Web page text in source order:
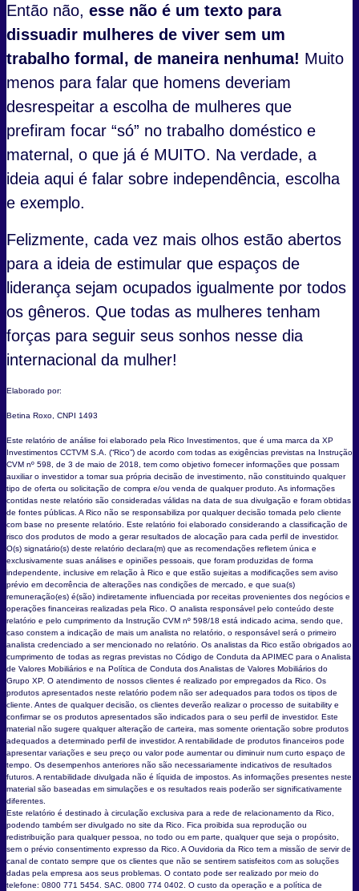
Então não, esse não é um texto para
dissuadir mulheres de viver sem um
trabalho formal, de maneira nenhuma! Muito
menos para falar que homens deveriam
desrespeitar a escolha de mulheres que
prefiram focar “só” no trabalho doméstico e
maternal, o que já é MUITO. Na verdade, a
ideia aqui é falar sobre independência, escolha
e exemplo.
Felizmente, cada vez mais olhos estão abertos
para a ideia de estimular que espaços de
liderança sejam ocupados igualmente por todos
os gêneros. Que todas as mulheres tenham
forças para seguir seus sonhos nesse dia
internacional da mulher!
Elaborado por:
Betina Roxo, CNPI 1493
Este relatório de análise foi elaborado pela Rico Investimentos, que é uma marca da XP
Investimentos CCTVM S.A. (“Rico”) de acordo com todas as exigências previstas na Instrução
CVM nº 598, de 3 de maio de 2018, tem como objetivo fornecer informações que possam
auxiliar o investidor a tomar sua própria decisão de investimento, não constituindo qualquer
tipo de oferta ou solicitação de compra e/ou venda de qualquer produto. As informações
contidas neste relatório são consideradas válidas na data de sua divulgação e foram obtidas
de fontes públicas. A Rico não se responsabiliza por qualquer decisão tomada pelo cliente
com base no presente relatório. Este relatório foi elaborado considerando a classificação de
risco dos produtos de modo a gerar resultados de alocação para cada perfil de investidor.
O(s) signatário(s) deste relatório declara(m) que as recomendações refletem única e
exclusivamente suas análises e opiniões pessoais, que foram produzidas de forma
independente, inclusive em relação à Rico e que estão sujeitas a modificações sem aviso
prévio em decorrência de alterações nas condições de mercado, e que sua(s)
remuneração(es) é(são) indiretamente influenciada por receitas provenientes dos negócios e
operações financeiras realizadas pela Rico. O analista responsável pelo conteúdo deste
relatório e pelo cumprimento da Instrução CVM nº 598/18 está indicado acima, sendo que,
caso constem a indicação de mais um analista no relatório, o responsável será o primeiro
analista credenciado a ser mencionado no relatório. Os analistas da Rico estão obrigados ao
cumprimento de todas as regras previstas no Código de Conduta da APIMEC para o Analista
de Valores Mobiliários e na Política de Conduta dos Analistas de Valores Mobiliários do
Grupo XP. O atendimento de nossos clientes é realizado por empregados da Rico. Os
produtos apresentados neste relatório podem não ser adequados para todos os tipos de
cliente. Antes de qualquer decisão, os clientes deverão realizar o processo de suitability e
confirmar se os produtos apresentados são indicados para o seu perfil de investidor. Este
material não sugere qualquer alteração de carteira, mas somente orientação sobre produtos
adequados a determinado perfil de investidor. A rentabilidade de produtos financeiros pode
apresentar variações e seu preço ou valor pode aumentar ou diminuir num curto espaço de
tempo. Os desempenhos anteriores não são necessariamente indicativos de resultados
futuros. A rentabilidade divulgada não é líquida de impostos. As informações presentes neste
material são baseadas em simulações e os resultados reais poderão ser significativamente
diferentes.
Este relatório é destinado à circulação exclusiva para a rede de relacionamento da Rico,
podendo também ser divulgado no site da Rico. Fica proibida sua reprodução ou
redistribuição para qualquer pessoa, no todo ou em parte, qualquer que seja o propósito,
sem o prévio consentimento expresso da Rico. A Ouvidoria da Rico tem a missão de servir de
canal de contato sempre que os clientes que não se sentirem satisfeitos com as soluções
dadas pela empresa aos seus problemas. O contato pode ser realizado por meio do
telefone: 0800 771 5454. SAC. 0800 774 0402. O custo da operação e a política de